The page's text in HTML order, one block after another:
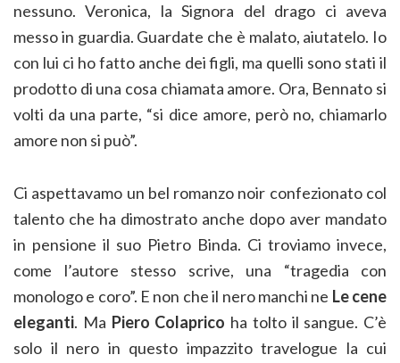
nessuno. Veronica, la Signora del drago ci aveva
messo in guardia. Guardate che è malato, aiutatelo. Io
con lui ci ho fatto anche dei figli, ma quelli sono stati il
prodotto di una cosa chiamata amore. Ora, Bennato si
volti da una parte, “si dice amore, però no, chiamarlo
amore non si può”.
Ci aspettavamo un bel romanzo noir confezionato col
talento che ha dimostrato anche dopo aver mandato
in pensione il suo Pietro Binda. Ci troviamo invece,
come l’autore stesso scrive, una “tragedia con
monologo e coro”. E non che il nero manchi ne Le cene
eleganti. Ma Piero Colaprico ha tolto il sangue. C’è
solo il nero in questo impazzito travelogue la cui